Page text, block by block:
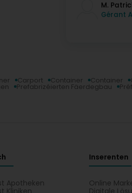
M.
Gérant
Carport Container Container
Prefabrizéierten Fäerdegbau
Apotheken
Kliniken
Inserenten
Online
Digitale